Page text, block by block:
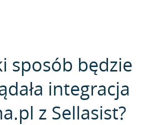
sposób będzie
integracja
z Sellasist?